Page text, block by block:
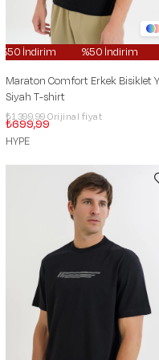
İndirim %50 İndirim
Maraton Comfort Erkek Bisiklet
Siyah T-shirt
₺699,99
₺1.399,99
HYPE